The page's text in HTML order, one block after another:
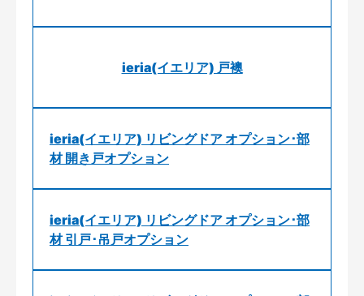
ieria(イエリア) 戸襖
ieria(イエリア) リビングドア オプション･部
材 開き戸オプション
ieria(イエリア) リビングドア オプション･部
材 引戸･吊戸オプション